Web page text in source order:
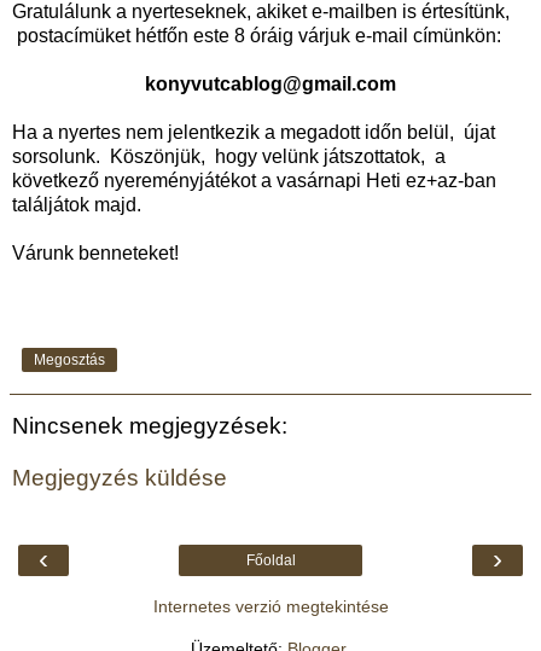
Gratulálunk a nyerteseknek, akiket e-mailben is értesítünk,
postacímüket hétfőn este 8 óráig várjuk e-mail címünkön:
konyvutcablog@gmail.com
Ha a nyertes nem jelentkezik a megadott időn belül, újat
sorsolunk. Köszönjük, hogy velünk játszottatok, a
következő nyereményjátékot a vasárnapi Heti ez+az-ban
találjátok majd.
Várunk benneteket!
Megosztás
Nincsenek megjegyzések:
Megjegyzés küldése
‹ ›
Főoldal
Internetes verzió megtekintése